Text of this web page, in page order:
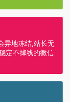
异地冻结,站长无
定不掉线的微信